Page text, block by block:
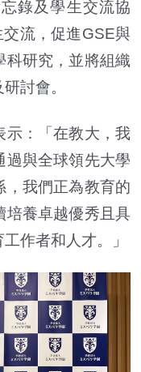
錄及學生交流協
流，促進GSE與
科研究，並將組織
討會。
：「在教大，我
過與全球領先大學
，我們正為教育的
培養卓越優秀且具
作者和人才。」